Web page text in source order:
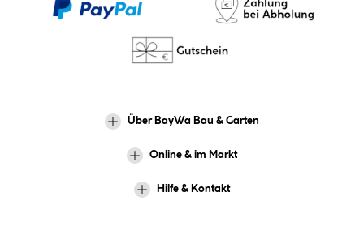
Über BayWa Bau & Garten
Online & im Markt
Hilfe & Kontakt